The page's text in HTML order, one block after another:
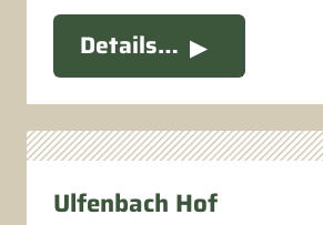
Details…
Ulfenbach Hof